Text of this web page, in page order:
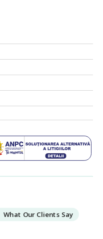
What Our Clients Say